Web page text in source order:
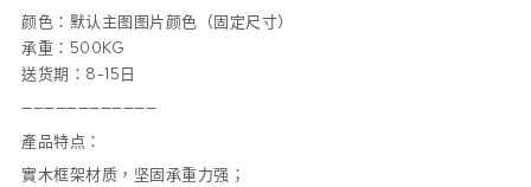
颜色：默认主图图片颜色（固定尺寸）
承重：500KG
送货期：8-15日
————————————
產品特点：
實木框架材质，坚固承重力强；